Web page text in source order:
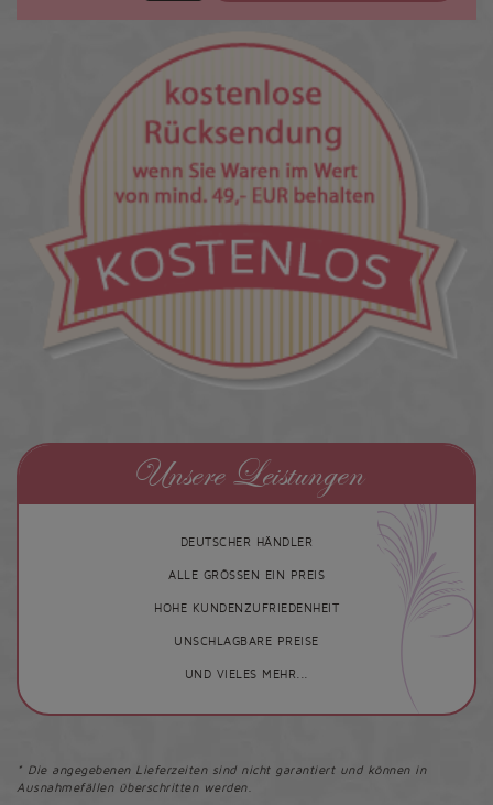
Unsere Leistungen
DEUTSCHER HÄNDLER
ALLE GRÖSSEN EIN PREIS
HOHE KUNDENZUFRIEDENHEIT
UNSCHLAGBARE PREISE
UND VIELES MEHR...
* Die angegebenen Lieferzeiten sind nicht garantiert und können in
Ausnahmefällen überschritten werden.